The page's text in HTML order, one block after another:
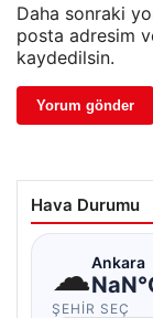
Daha sonraki
posta adresim
kaydedilsin.
Hava Durumu
☁Ankara
ŞEHIR SEÇ